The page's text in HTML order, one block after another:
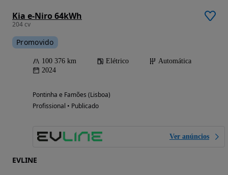
Kia e-Niro 64kWh
204 cv
Promovido
100 376 km Elétrico
Automática
2024
Pontinha e Famões (Lisboa)
Profissional • Publicado
Ver anúncios
EVLINE